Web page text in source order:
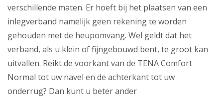
verschillende maten. Er hoeft bij het plaatsen van een
inlegverband namelijk geen rekening te worden
gehouden met de heupomvang. Wel geldt dat het
verband, als u klein of fijngebouwd bent, te groot kan
uitvallen. Reikt de voorkant van de TENA Comfort
Normal tot uw navel en de achterkant tot uw
onderrug? Dan kunt u beter ander